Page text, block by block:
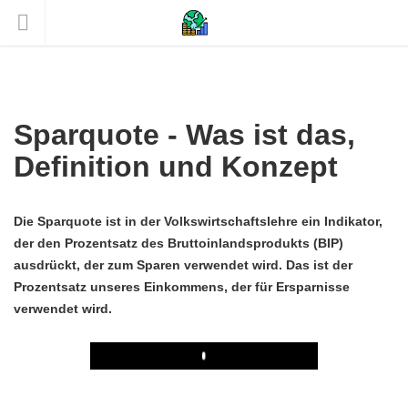
Sparquote - Was ist das,
Definition und Konzept
Die Sparquote ist in der Volkswirtschaftslehre ein Indikator,
der den Prozentsatz des Bruttoinlandsprodukts (BIP)
ausdrückt, der zum Sparen verwendet wird. Das ist der
Prozentsatz unseres Einkommens, der für Ersparnisse
verwendet wird.
Play